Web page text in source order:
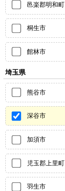
邑楽郡明和町
桐生市
館林市
埼玉県
熊谷市
深谷市
加須市
児玉郡上里町
羽生市